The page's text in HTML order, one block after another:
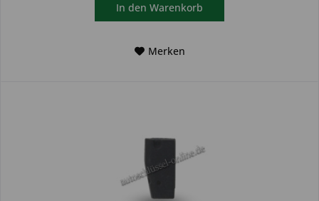
In den Warenkorb
Merken